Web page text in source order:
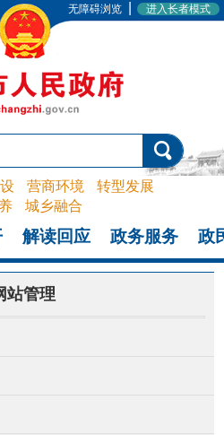
无障碍浏览 进入长者模式
营商环境
转型发展
城乡融合
解读回应 政务服务 政
站管理